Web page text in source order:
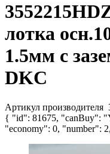
лотка
1.5мм с
DKC
Артикул производителя
{ "id": 81675, "canBuy":
"economy": 0, "number":